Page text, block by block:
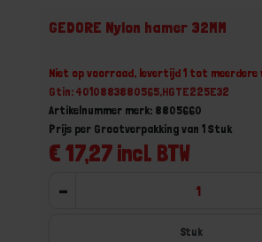
GEDORE Nylon hamer 32MM
Niet op voorraad, levertijd 1 tot meerdere
Gtin: 4010883880565,HGTE225E32
Artikelnummer merk: 8805660
€ 17,27 incl. BTW
Prijs per Grootverpakking van 1 Stuk
-